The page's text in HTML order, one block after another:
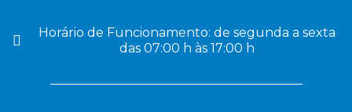
Horário de Funcionamento: de segunda a sexta
das 07:00 h às 17:00 h